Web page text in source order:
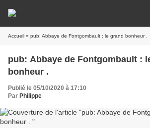
Accueil » pub: Abbaye de Fontgombault : le grand bonheur .
pub: Abbaye de Fontgombault :
bonheur .
Publié le 05/10/2020 à 17:10
Par Philippe